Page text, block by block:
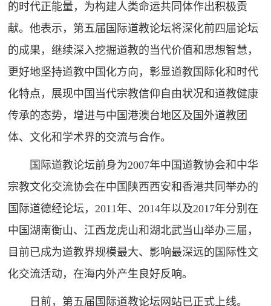
的时代正能量，为构建人类命运共同体作出积极贡
献。他表示，第五届国际道教论坛将深化前四届论坛
的成果，继续深入挖掘道教的当代价值和思想智慧，
更好地坚持道教中国化方向，彰显道教国际化和时代
化特点，展现中国当代宗教信仰自由状况和道教健康
传承的态势，增进与中国港澳台地区及国外道教团
体、文化和学术界的交流与合作。
国际道教论坛前身为2007年中国道教协会和中华
宗教文化交流协会在中国陕西西安和香港共同举办的
国际道德经论坛，2011年、2014年以及2017年分别在
中国湖南衡山、江西龙虎山和湖北武当山举办三届，
目前已成为道教界规模最大、影响最深远的国际性文
化交流活动，在海内外产生良好反响。
日前，第五届国际道教论坛网站已正式上线。